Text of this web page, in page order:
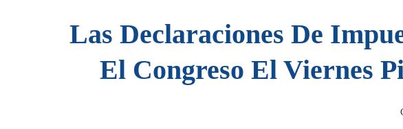
Las Declaraciones De
El Congreso El Viernes